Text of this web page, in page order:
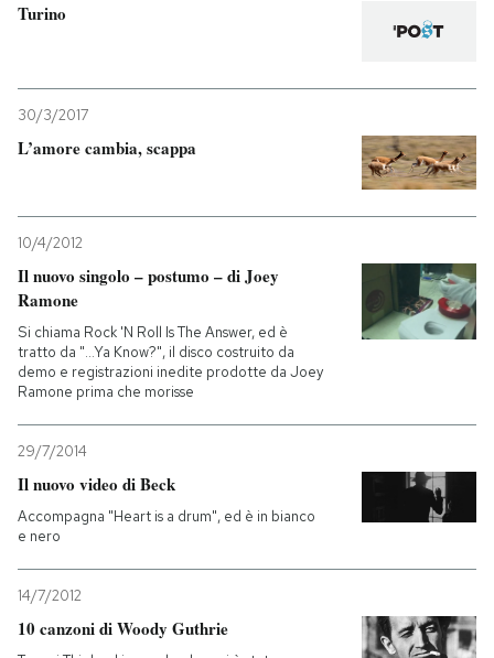
Turino
30/3/2017
L’amore cambia, scappa
10/4/2012
Il nuovo singolo – postumo – di Joey
Ramone
Si chiama Rock 'N Roll Is The Answer, ed è
tratto da "…Ya Know?", il disco costruito da
demo e registrazioni inedite prodotte da Joey
Ramone prima che morisse
29/7/2014
Il nuovo video di Beck
Accompagna "Heart is a drum", ed è in bianco
e nero
14/7/2012
10 canzoni di Woody Guthrie